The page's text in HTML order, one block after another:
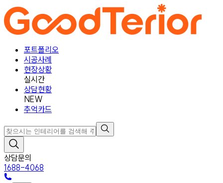
포트폴리오
시공사례
현장상황
실시간
상담현황
NEW
추억카드
상담문의
1688-4068